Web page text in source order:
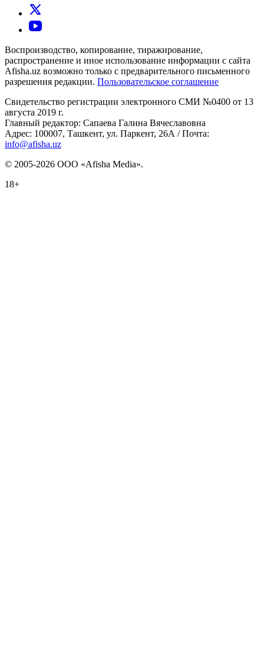
Воспроизводство, копирование, тиражирование,
распространение и иное использование информации с сайта
Afisha.uz возможно только с предварительного письменного
разрешения редакции. Пользовательское соглашение
Свидетельство регистрации электронного СМИ №0400 от 13
августа 2019 г.
Главный редактор: Сапаева Галина Вячеславовна
Адрес: 100007, Ташкент, ул. Паркент, 26А / Почта:
info@afisha.uz
© 2005-2026 ООО «Afisha Media».
18+